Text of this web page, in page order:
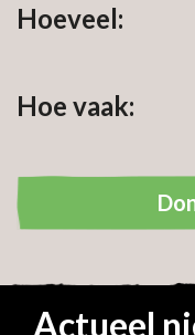
Hoeveel:
Hoe vaak:
Actueel